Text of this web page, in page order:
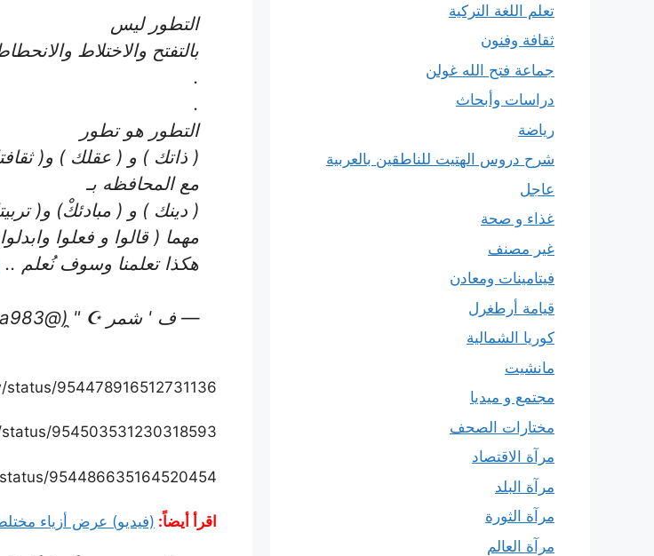
التطور ليس
بالتفتح والاختلاط
.
.
التطور هو تطور
( ذاتك ) و ( عقلك ) و(
مع المحافظه بـ
( دينك ) و ( مبادئكْ) و(
مهما ( قالوا و فعلوا
هكذا تعلمنا وسوف نُعلم ..
— ف ' شمر ☪︎ "̯ (@iiya983)
954478916512731136
954503531230318593
954486635164520454
اقرأ أيضاً: (فيديو) عرض أزياء مختلط
تعلم اللغة التركية
ثقافة وفنون
جماعة فتح الله غولن
دراسات وأبحاث
رياضة
شرح دروس الهتيت للناطقين بالعربية
عاجل
غذاء و صحة
غير مصنف
فيتامينات ومعادن
قيامة أرطغرل
كوريا الشمالية
مانشيت
مجتمع و ميديا
مختارات الصحف
مرآة الاقتصاد
مرآة البلد
مرآة الثورة
مرآة العالم